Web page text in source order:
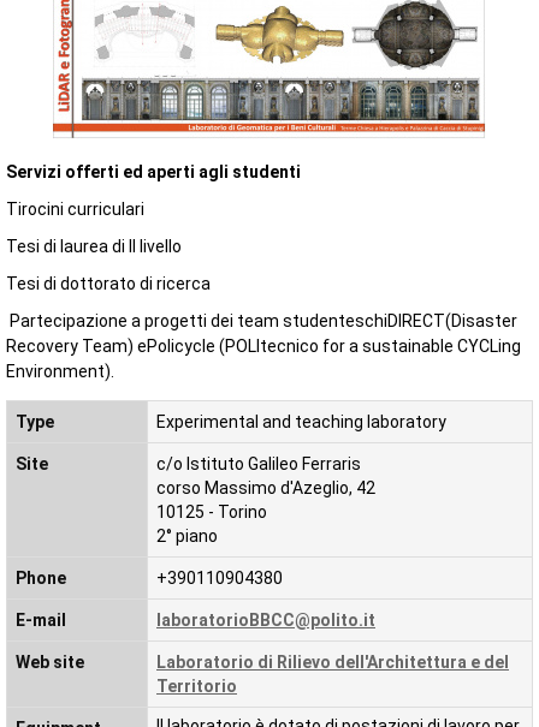
Servizi offerti ed aperti agli studenti
Tirocini curriculari
Tesi di laurea di II livello
Tesi di dottorato di ricerca
Partecipazione a progetti dei team studenteschiDIRECT(Disaster
Recovery Team) ePolicycle (POLItecnico for a sustainable CYCLing
Environment).
Type Experimental and teaching laboratory
Site
c/o Istituto Galileo Ferraris
corso Massimo d'Azeglio, 42
10125 - Torino
2° piano
Phone +390110904380
E-mail laboratorioBBCC@polito.it
Web site
Laboratorio di Rilievo dell'Architettura e del
Territorio